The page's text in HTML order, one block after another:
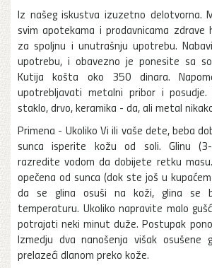
Iz našeg iskustva izuzetno delotvorna.
svim apotekama i prodavnicama zdrave
za spoljnu i unutrašnju upotrebu.
upotrebu, i obavezno je ponesite sa
Kutija košta oko 350 dinara.
upotrebljavati metalni pribor i posudje.
staklo, drvo, keramika - da, ali metal
Primena - Ukoliko Vi ili vaše dete, beba
sunca isperite kožu od soli. Glinu
razredite vodom da dobijete retku
opečena od sunca (dok ste još u
da se glina osuši na koži, glina se
temperaturu. Ukoliko napravite malo
potrajati neki minut duže. Postupak
Izmedju dva nanošenja višak osušene
prelazeći dlanom preko kože.